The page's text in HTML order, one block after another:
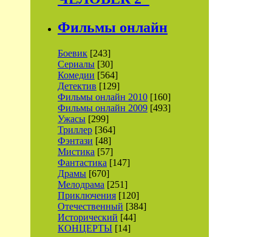
Фильмы онлайн
Боевик [243]
Сериалы [30]
Комедии [564]
Детектив [129]
Фильмы онлайн 2010 [160]
Фильмы онлайн 2009 [493]
Ужасы [299]
Триллер [364]
Фэнтази [48]
Мистика [57]
Фантастика [147]
Драмы [670]
Мелодрама [251]
Приключения [120]
Отечественный [384]
Исторический [44]
КОНЦЕРТЫ [14]